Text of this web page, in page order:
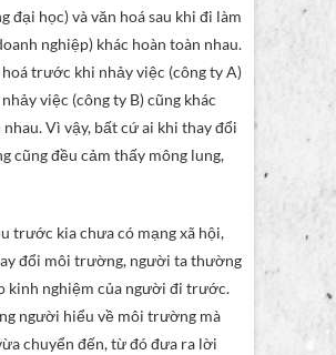
đại học) và văn hoá sau khi đi làm
nghiệp) khác hoàn toàn nhau.
trước khi nhảy việc (công ty A)
việc (công ty B) cũng khác
nhau. Vì vậy, bất cứ ai khi thay đổi
cũng đều cảm thấy mông lung,
trước kia chưa có mạng xã hội,
đổi môi trường, người ta thường
kinh nghiệm của người đi trước.
người hiểu về môi trường mà
chuyển đến, từ đó đưa ra lời